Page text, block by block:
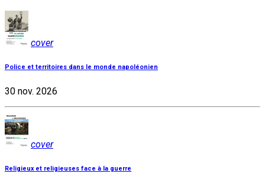
cover
Police et territoires dans le monde napoléonien
30 nov. 2026
cover
Religieux et religieuses face à la guerre